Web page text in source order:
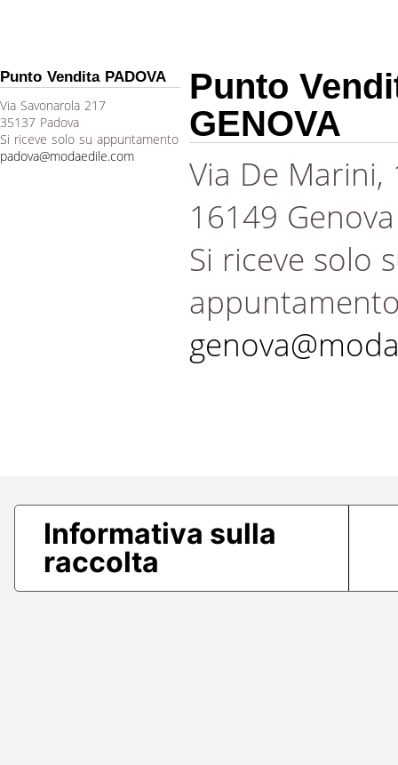
Punto Vendita PADOVA
Via Savonarola 217
35137 Padova
Si riceve solo su appuntamento
padova@modaedile.com
Punto
GENOVA
Via De Marini,
16149 Genova
Si riceve solo
Informativa sulla
raccolta